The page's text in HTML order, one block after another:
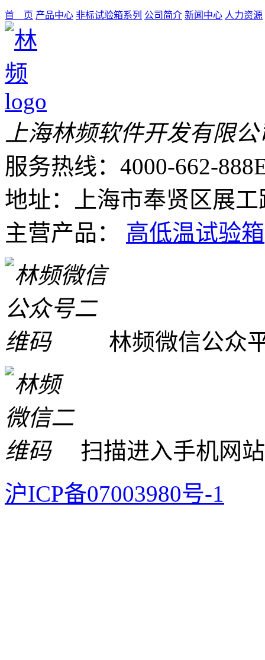
首 页 产品中心 非标试验箱系列 公司简介 新闻中心 人力资源
上海林频软件开发有限公
服务热线：4000-662-888
地址：上海市奉贤区展工
主营产品： 高低温试验箱
林频微信公众
扫描进入手机网
沪ICP备07003980号-1